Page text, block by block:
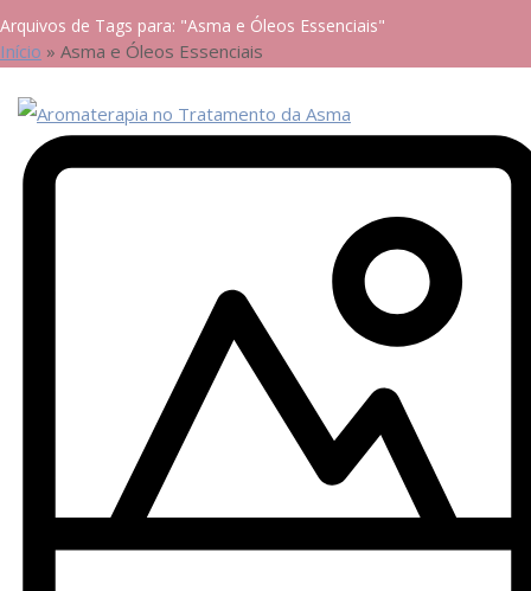
Arquivos de Tags para: "Asma e Óleos Essenciais"
Início » Asma e Óleos Essenciais